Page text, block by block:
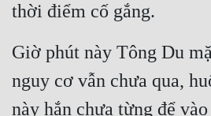
thời điểm cố gắng.
Giờ phút này Tông Du
nguy cơ vẫn chưa qua,
này hắn chưa từng để